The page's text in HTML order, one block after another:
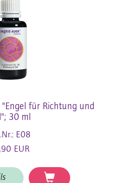
"Engel für Richtung und
30 ml
E08
EUR